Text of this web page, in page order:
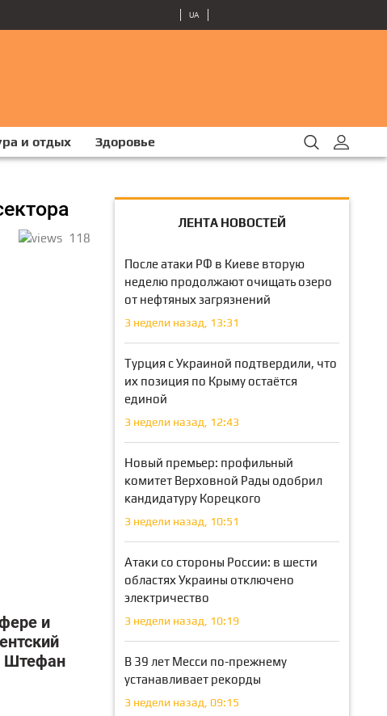
UA
и отдых Здоровье
118
и
Штефан
ЛЕНТА НОВОСТЕЙ
После атаки РФ в Киеве вторую
неделю продолжают очищать озеро
от нефтяных загрязнений
3 недели назад, 13:31
Турция с Украиной подтвердили, что
их позиция по Крыму остаётся
единой
3 недели назад, 12:43
Новый премьер: профильный
комитет Верховной Рады одобрил
кандидатуру Корецкого
3 недели назад, 10:51
Атаки со стороны России: в шести
областях Украины отключено
электричество
3 недели назад, 10:19
В 39 лет Месси по-прежнему
устанавливает рекорды
3 недели назад, 09:15